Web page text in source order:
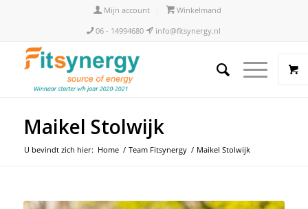
Mijn account
Winkelmand
06 - 14994680
info@fitsynergy.nl
Maikel Stolwijk
U bevindt zich hier: Home / Team Fitsynergy / Maikel Stolwijk